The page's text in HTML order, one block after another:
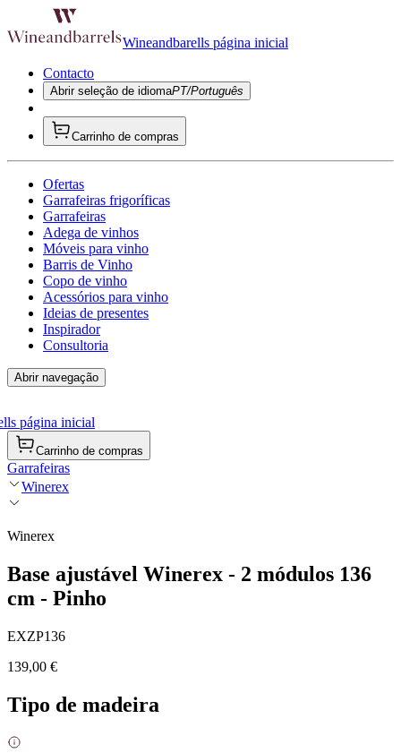
Wineandbarells página inicial
Contacto
Abrir seleção de idiomaPT/Português
Carrinho de compras
Ofertas
Garrafeiras frigoríficas
Garrafeiras
Adega de vinhos
Móveis para vinho
Barris de Vinho
Copo de vinho
Acessórios para vinho
Ideias de presentes
Inspirador
Consultoria
Abrir navegação
página inicial
Carrinho de compras
Garrafeiras
Winerex
Winerex
Base ajustável Winerex - 2 módulos 136
cm - Pinho
EXZP136
139,00 €
Tipo de madeira